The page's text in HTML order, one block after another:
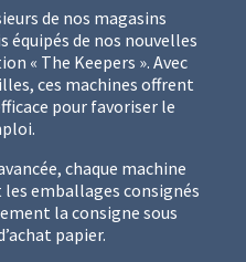
de nos magasins
de nos nouvelles
« The Keepers ». Avec
ces machines offrent
pour favoriser le
chaque machine
emballages consignés
la consigne sous
papier.